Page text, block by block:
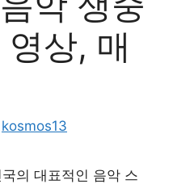
상, 매
kosmos13
의 대표적인 음악 스